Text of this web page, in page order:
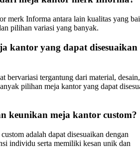
merk Informa antara lain kualitas yang
pilihan variasi yang banyak.
kantor yang dapat disesuaikan
bervariasi tergantung dari material,
pilihan meja kantor yang dapat
keunikan meja kantor custom?
adalah dapat disesuaikan dengan
individu serta memiliki kesan unik dan